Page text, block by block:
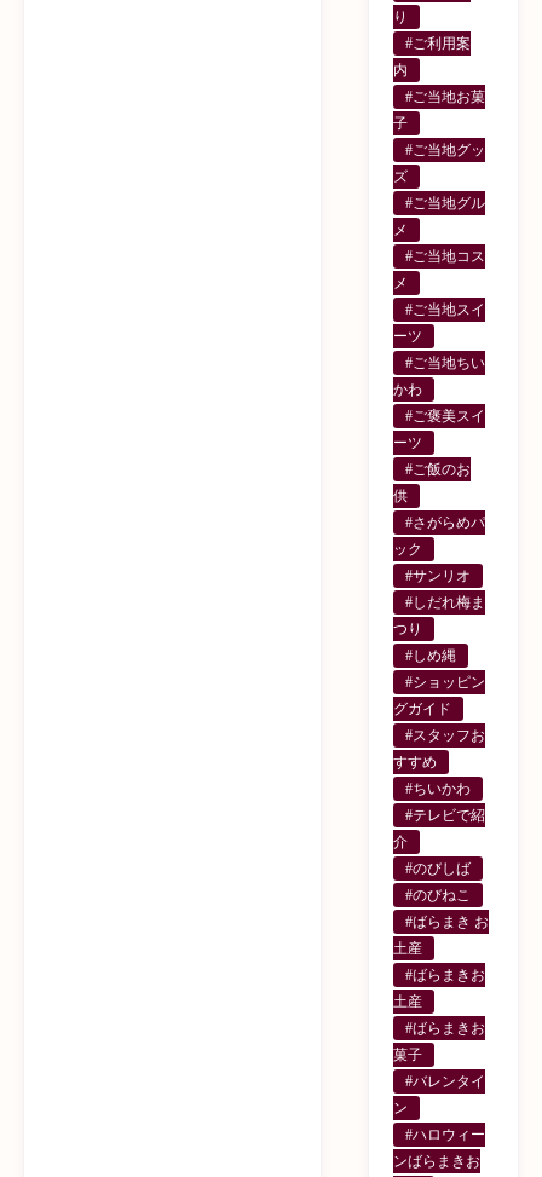
り
#ご利用案
内
#ご当地お菓
子
#ご当地グッ
ズ
#ご当地グル
メ
#ご当地コス
メ
#ご当地スイ
ーツ
#ご当地ちい
かわ
#ご褒美スイ
ーツ
#ご飯のお
供
#さがらめパ
ック
#サンリオ
#しだれ梅ま
つり
#しめ縄
#ショッピン
グガイド
#スタッフお
すすめ
#ちいかわ
#テレビで紹
介
#のびしば
#のびねこ
#ばらまき お
土産
#ばらまきお
土産
#ばらまきお
菓子
#バレンタイ
ン
#ハロウィー
ンばらまきお